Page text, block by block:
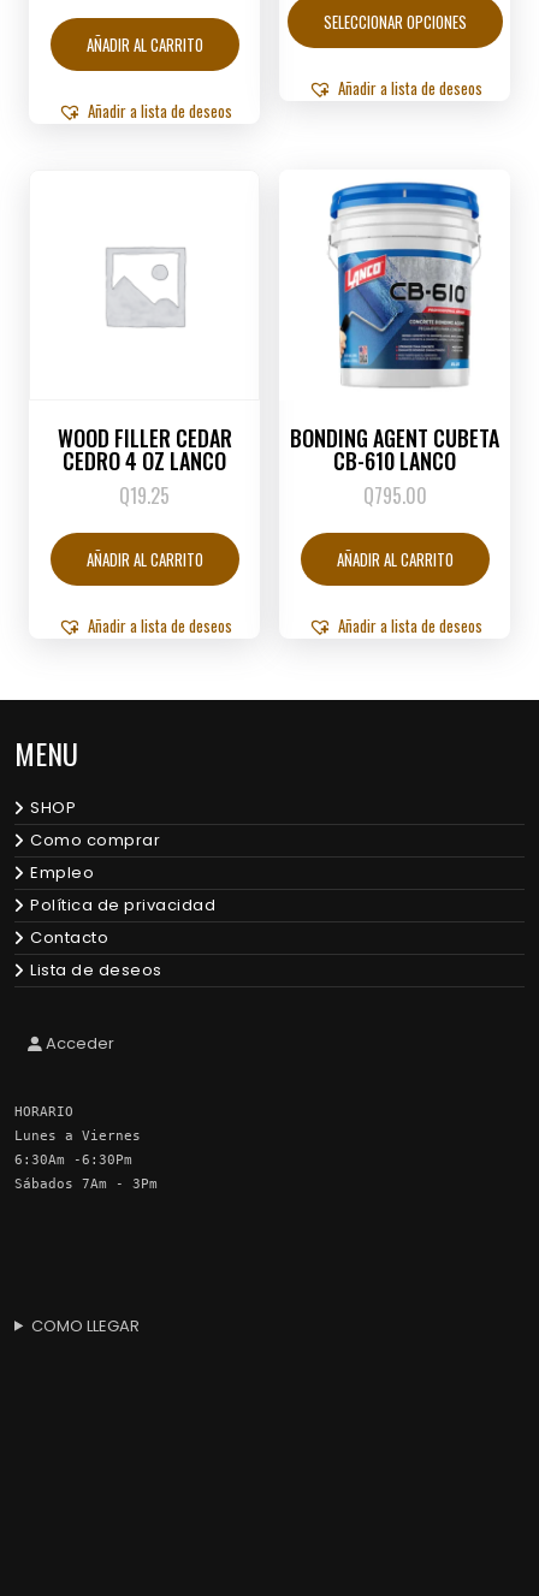
AÑADIR AL CARRITO
Añadir a lista de deseos
SELECCIONAR OPCIONES
tiene
Añadir a lista de deseos
WOOD FILLER CEDAR
CEDRO 4 OZ LANCO
Q19.25
AÑADIR AL CARRITO
Añadir a lista de deseos
BONDING AGENT CUBETA
CB-610 LANCO
Q795.00
AÑADIR AL CARRITO
Añadir a lista de deseos
MENU
SHOP
Como comprar
Empleo
Política de privacidad
Contacto
Lista de deseos
Acceder
HORARIO
Lunes a Viernes
6:30Am -6:30Pm
Sábados 7Am - 3Pm
COMO LLEGAR